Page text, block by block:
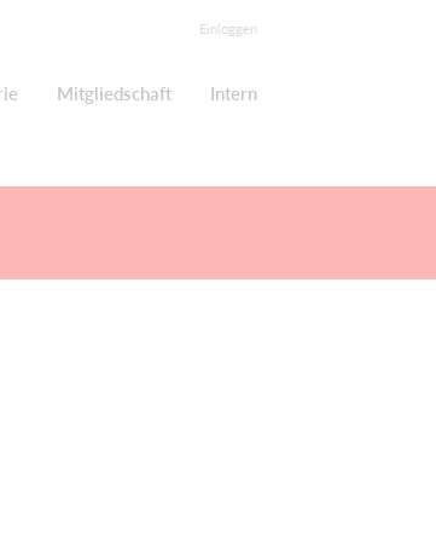
Einloggen
Mitgliedschaft Intern